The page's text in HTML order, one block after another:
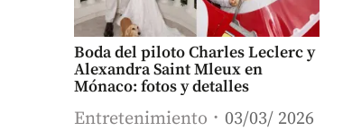
Boda del piloto Charles Leclerc y
Alexandra Saint Mleux en
Mónaco: fotos y detalles
Entretenimiento 03/03/ 2026